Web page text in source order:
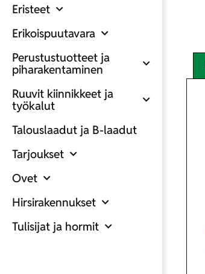
Eristeet
Erikoispuutavara
Perustustuotteet ja
piharakentaminen
Ruuvit kiinnikkeet ja
työkalut
Talouslaadut ja B-laadut
Tarjoukset
Ovet
Hirsirakennukset
Tulisijat ja hormit